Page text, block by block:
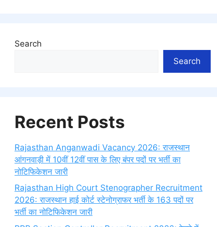
Search
Search
Recent Posts
Rajasthan Anganwadi Vacancy 2026: राजस्थान
आंगनवाड़ी में 10वीं 12वीं पास के लिए बंपर पदों पर भर्ती का
नोटिफिकेशन जारी
Rajasthan High Court Stenographer Recruitment
2026: राजस्थान हाई कोर्ट स्टेनोग्राफर भर्ती के 163 पदों पर
भर्ती का नोटिफिकेशन जारी